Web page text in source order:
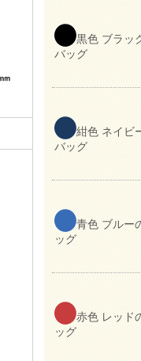
黒色 ブラッ
バッグ
紺色 ネイビ
バッグ
青色 ブルー
ッグ
赤色 レッド
ッグ